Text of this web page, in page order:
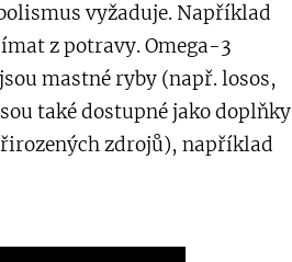
vyžaduje. Například
z potravy. Omega-3
mastné ryby (např. losos,
také dostupné jako doplňky
zdrojů), například